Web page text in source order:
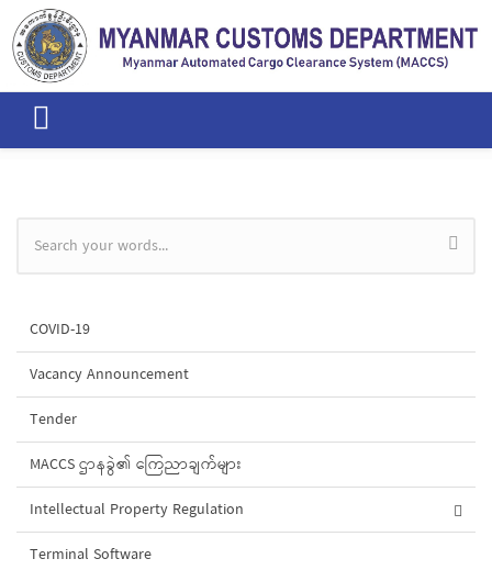
Skip to main content
Search form
COVID-19
Vacancy Announcement
Tender
MACCS ဌာနခွဲ၏ ကြေညာချက်များ
Intellectual Property Regulation
Terminal Software